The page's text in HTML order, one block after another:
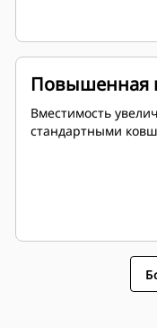
Повышенная
Вместимость
стандартными